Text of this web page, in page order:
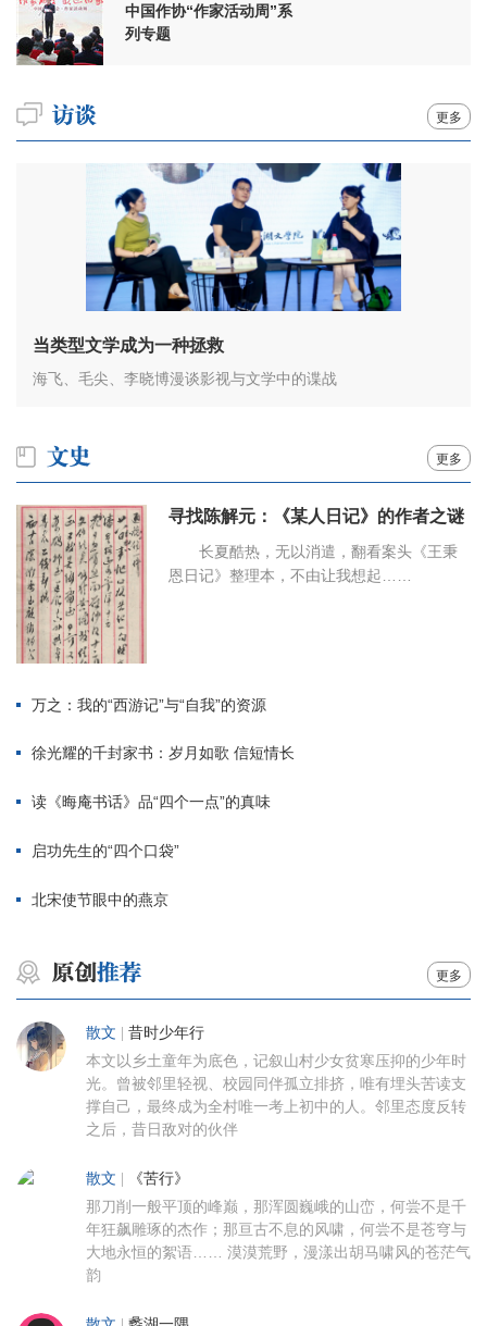
中国作协“作家活动周”系
列专题
更多
当类型文学成为一种拯救
海飞、毛尖、李晓博漫谈影视与文学中的谍战
更多
寻找陈解元：《某人日记》的作者之谜
长夏酷热，无以消遣，翻看案头《王秉
恩日记》整理本，不由让我想起……
万之：我的“西游记”与“自我”的资源
徐光耀的千封家书：岁月如歌 信短情长
读《晦庵书话》品“四个一点”的真味
启功先生的“四个口袋”
北宋使节眼中的燕京
更多
散文 昔时少年行
本文以乡土童年为底色，记叙山村少女贫寒压抑的少年时
光。曾被邻里轻视、校园同伴孤立排挤，唯有埋头苦读支
撑自己，最终成为全村唯一考上初中的人。邻里态度反转
之后，昔日敌对的伙伴
散文 《苦行》
那刀削一般平顶的峰巅，那浑圆巍峨的山峦，何尝不是千
年狂飙雕琢的杰作；那亘古不息的风啸，何尝不是苍穹与
大地永恒的絮语…… 漠漠荒野，漫漾出胡马啸风的苍茫气
韵